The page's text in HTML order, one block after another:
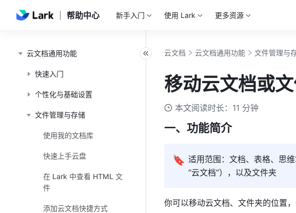
帮助中心 新手入门 使用 Lark 更多资源
云文档通用功能
快速入门
个性化与基础设置
文件管理与存储
使用我的文档库
快速上手云盘
在 Lark 中查看 HTML 文
件
添加云文档快捷方式
云文档 云文档通用功能 文件管理与
移动云文档或
本文阅读时长：11 分钟
一、功能简介
🔖 适用范围：文档、表格、思
“云文档”），以及文件夹
你可以移动云文档、文件夹的位置